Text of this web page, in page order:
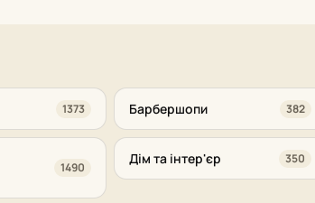
1373 Барбершопи 382
1490
Дім та інтер'єр 350